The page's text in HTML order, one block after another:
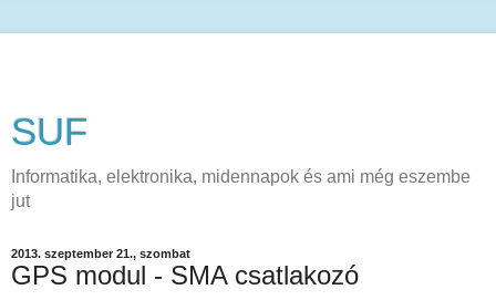
SUF
Informatika, elektronika, midennapok és ami még eszembe
jut
2013. szeptember 21., szombat
GPS modul - SMA csatlakozó